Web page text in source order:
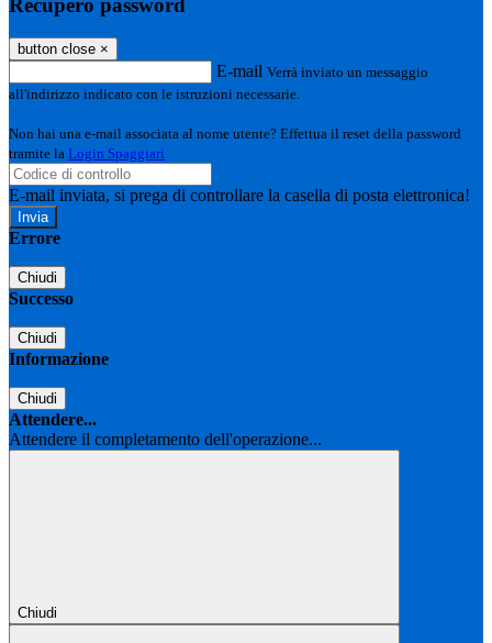
button close ×
E-mail Verrà inviato un messaggio
all'indirizzo indicato con le istruzioni necessarie.
Non hai una e-mail associata al nome utente? Effettua il reset della password
tramite la Login Spaggiari
E-mail inviata, si prega di controllare la casella di posta elettronica!
Errore
Chiudi
Successo
Chiudi
Informazione
Chiudi
Attendere...
Attendere il completamento dell'operazione...
Chiudi